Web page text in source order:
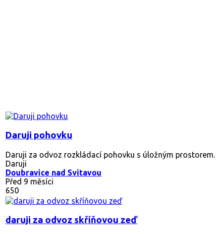
Daruji pohovku
Daruji za odvoz rozkládací pohovku s úložným prostorem.
Daruji
Doubravice nad Svitavou
Před 9 měsíci
650
daruji za odvoz skříňovou zeď